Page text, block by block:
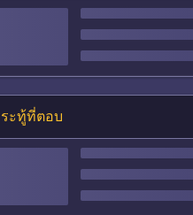
ะทู้ที่ตอบ